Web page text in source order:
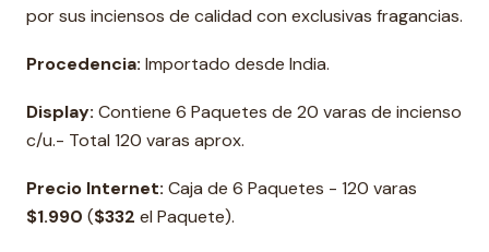
por sus inciensos de calidad con exclusivas fragancias.
Procedencia: Importado desde India.
Display: Contiene 6 Paquetes de 20 varas de incienso
c/u.- Total 120 varas aprox.
Precio Internet: Caja de 6 Paquetes - 120 varas
$1.990 ($332 el Paquete).